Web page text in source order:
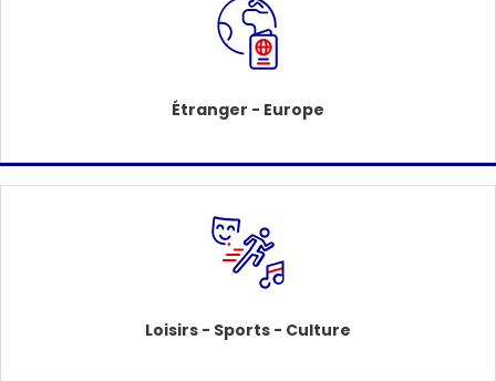
Étranger - Europe
Loisirs - Sports - Culture